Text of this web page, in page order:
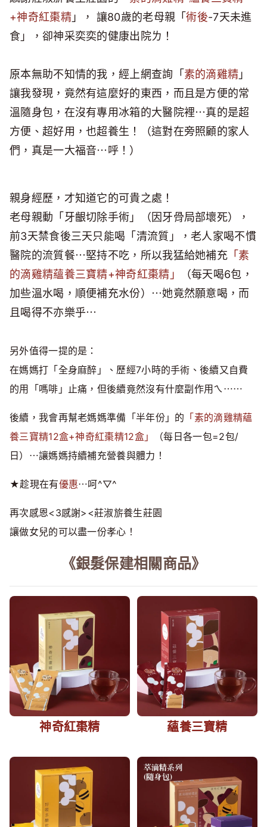
+神奇紅棗精」， 讓80歲的老母親「術後-7天未進
食」，卻神采奕奕的健康出院ㄌ！
原本無助不知情的我，經上網查詢「 素的滴雞精 」
讓我發現，竟然有這麼好的東西，而且是方便的常
溫隨身包，在沒有專用冰箱的大醫院裡⋯真的是超
方便、超好用，也超養生！（這對在旁照顧的家人
們，真是一大福音⋯呼！）
親身經歷，才知道它的可貴之處！
老母親動「牙齦切除手術」（因牙骨局部壞死），
前3天禁食後三天只能喝「清流質」，老人家喝不慣
醫院的流質餐⋯堅持不吃，所以我猛給她補充 「素
的滴雞精蘊養三寶精+神奇紅棗精」
（每天喝6包，
加些溫水喝，順便補充水份）⋯她竟然願意喝，而
且喝得不亦樂乎⋯
另外值得一提的是：
在媽媽打「全身麻醉」、歷經7小時的手術、後續又自費
的用「嗎啡」止痛，但後續竟然沒有什麼副作用ㄟ⋯⋯
後續，我會再幫老媽媽準備「半年份」的 「素的滴雞精蘊
養三寶精12盒+神奇紅棗精12盒」
（每日各一包=2包/
日）⋯讓媽媽持續補充營養與體力！
★趁現在有優惠⋯呵^▽^
再次感恩<3感謝><莊淑旂養生莊園
讓做女兒的可以盡一份孝心！
《銀髮保建相關商品》
神奇紅棗精 蘊養三寶精